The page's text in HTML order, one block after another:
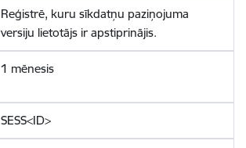
Reģistrē, kuru sīkdatņu paziņojuma
versiju lietotājs ir apstiprinājis.
1 mēnesis
SESS<ID>